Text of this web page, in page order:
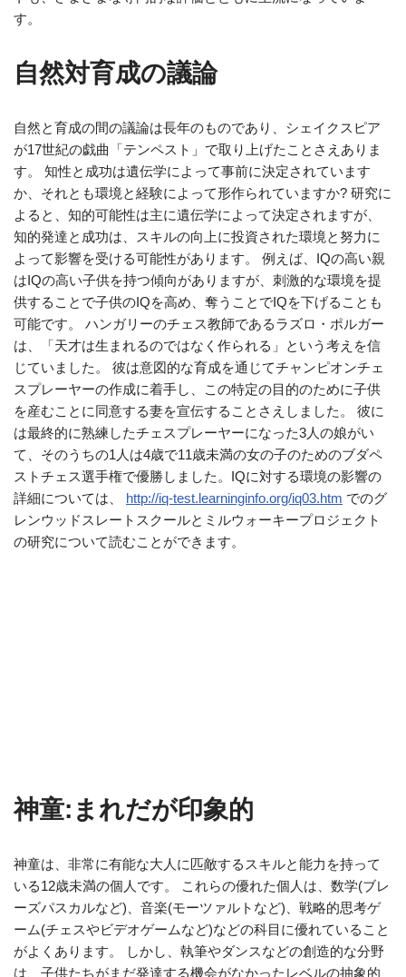
す。
自然対育成の議論
自然と育成の間の議論は長年のものであり、シェイクスピア
が17世紀の戯曲「テンペスト」で取り上げたことさえありま
す。 知性と成功は遺伝学によって事前に決定されています
か、それとも環境と経験によって形作られていますか? 研究に
よると、知的可能性は主に遺伝学によって決定されますが、
知的発達と成功は、スキルの向上に投資された環境と努力に
よって影響を受ける可能性があります。 例えば、IQの高い親
はIQの高い子供を持つ傾向がありますが、刺激的な環境を提
供することで子供のIQを高め、奪うことでIQを下げることも
可能です。 ハンガリーのチェス教師であるラズロ・ポルガー
は、「天才は生まれるのではなく作られる」という考えを信
じていました。 彼は意図的な育成を通じてチャンピオンチェ
スプレーヤーの作成に着手し、この特定の目的のために子供
を産むことに同意する妻を宣伝することさえしました。 彼に
は最終的に熟練したチェスプレーヤーになった3人の娘がい
て、そのうちの1人は4歳で11歳未満の女の子のためのブダペ
ストチェス選手権で優勝しました。IQに対する環境の影響の
詳細については、 http://iq-test.learninginfo.org/iq03.htm でのグ
レンウッドスレートスクールとミルウォーキープロジェクト
の研究について読むことができます。
神童:まれだが印象的
神童は、非常に有能な大人に匹敵するスキルと能力を持って
いる12歳未満の個人です。 これらの優れた個人は、数学(ブレ
ーズパスカルなど)、音楽(モーツァルトなど)、戦略的思考ゲ
ーム(チェスやビデオゲームなど)などの科目に優れていること
がよくあります。 しかし、執筆やダンスなどの創造的な分野
は、子供たちがまだ発達する機会がなかったレベルの抽象的